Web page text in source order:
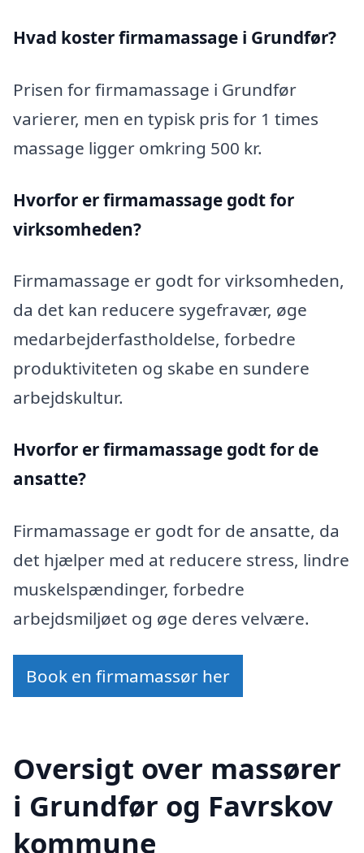
Hvad koster firmamassage i Grundfør?
Prisen for firmamassage i Grundfør
varierer, men en typisk pris for 1 times
massage ligger omkring 500 kr.
Hvorfor er firmamassage godt for
virksomheden?
Firmamassage er godt for virksomheden,
da det kan reducere sygefravær, øge
medarbejderfastholdelse, forbedre
produktiviteten og skabe en sundere
arbejdskultur.
Hvorfor er firmamassage godt for de
ansatte?
Firmamassage er godt for de ansatte, da
det hjælper med at reducere stress, lindre
muskelspændinger, forbedre
arbejdsmiljøet og øge deres velvære.
Book en firmamassør her
Oversigt over massører
i Grundfør og Favrskov
kommune